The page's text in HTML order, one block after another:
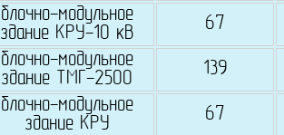
блочно-модульное
здание КРУ-10 кВ
67
блочно-модульное
здание ТМГ-2500
139
блочно-модульное
здание КРУ
67